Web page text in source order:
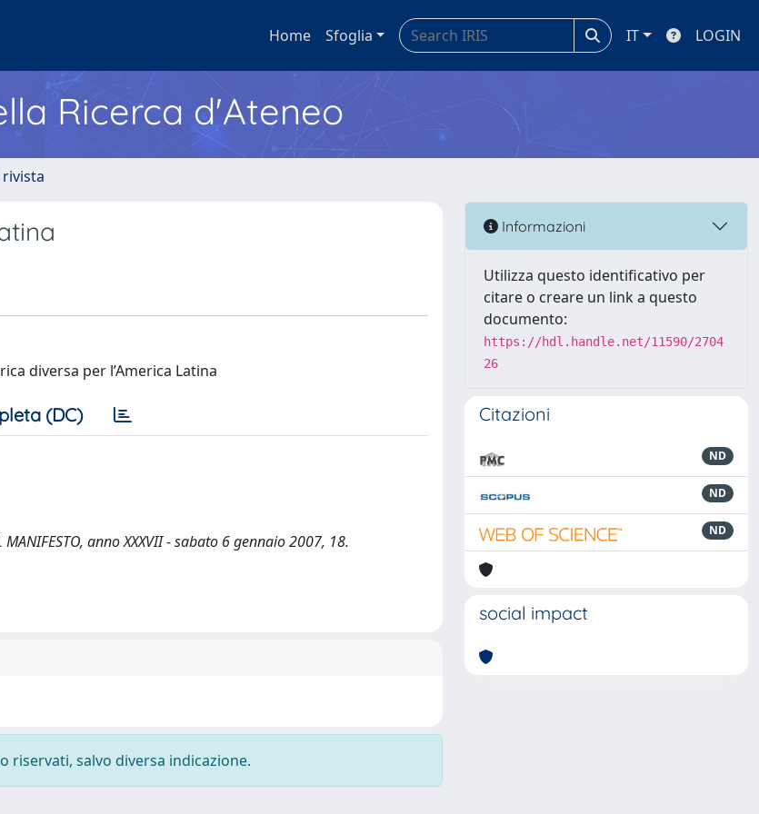
Home Sfoglia IT LOGIN
Ricerca d'Ateneo
diversa per l’America Latina
(DC)
anno XXXVII - sabato 6 gennaio 2007, 18.
salvo diversa indicazione.
Informazioni
Utilizza questo identificativo per
citare o creare un link a questo
documento:
https://hdl.handle.net/11590/2704
26
Citazioni
ND
ND
ND
social impact